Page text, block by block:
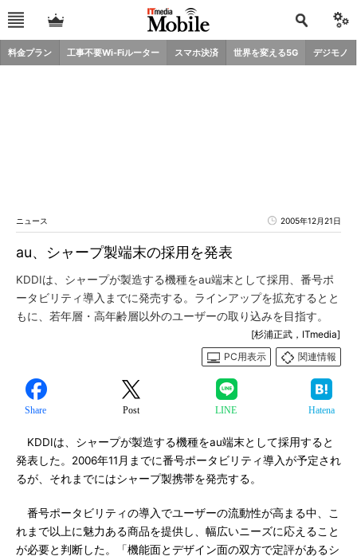
料金プラン 工事不要Wi-Fiルーター スマホ決済 世界を変える5G デジモノ
ニュース 2005年12月21日
au、シャープ製端末の採用を発表
KDDIは、シャープが製造する機種をau端末として採用、番号ポ
ータビリティ導入までに発売する。ラインアップを拡充するとと
もに、若年層・高年齢層以外のユーザーの取り込みを目指す。
[杉浦正武，ITmedia]
PC用表示
関連情報
Share Post LINE Hatena
KDDIは、シャープが製造する機種をau端末として採用すると
発表した。2006年11月までに番号ポータビリティ導入が予定され
るが、それまでにはシャープ製携帯を発売する。
番号ポータビリティの導入でユーザーの流動性が高まる中、こ
れまで以上に魅力ある商品を提供し、幅広いニーズに応えること
が必要と判断した。「機能面とデザイン面の双方で定評があるシ